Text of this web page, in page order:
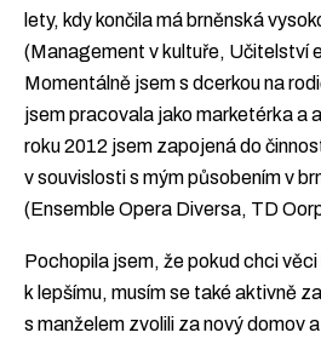
lety, kdy končila má brněnská
(Management v kultuře, Učitelství
Momentálně jsem s dcerkou na
jsem pracovala jako marketérka a
roku 2012 jsem zapojená do
v souvislosti s mým působením v
(Ensemble Opera Diversa, TD
Pochopila jsem, že pokud chci
k lepšímu, musím se také aktivně
s manželem zvolili za nový domov